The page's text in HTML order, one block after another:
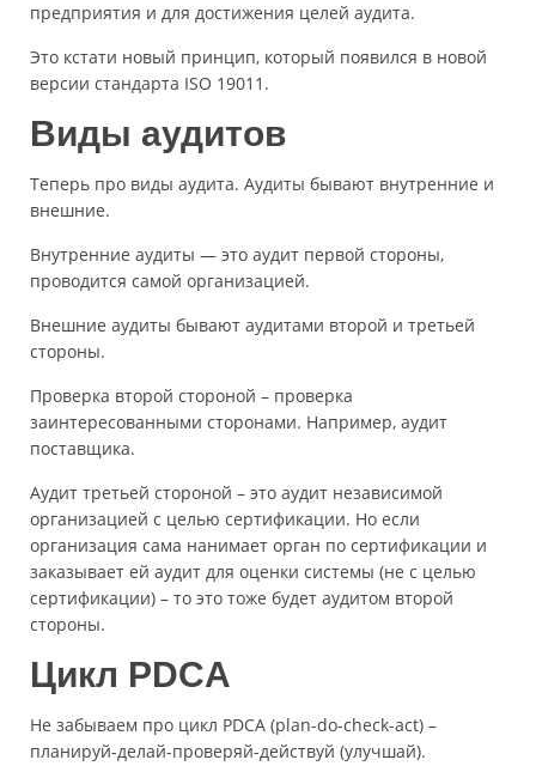
предприятия и для достижения целей аудита.
Это кстати новый принцип, который появился в новой
версии стандарта ISO 19011.
Виды аудитов
Теперь про виды аудита. Аудиты бывают внутренние и
внешние.
Внутренние аудиты — это аудит первой стороны,
проводится самой организацией.
Внешние аудиты бывают аудитами второй и третьей
стороны.
Проверка второй стороной – проверка
заинтересованными сторонами. Например, аудит
поставщика.
Аудит третьей стороной – это аудит независимой
организацией с целью сертификации. Но если
организация сама нанимает орган по сертификации и
заказывает ей аудит для оценки системы (не с целью
сертификации) – то это тоже будет аудитом второй
стороны.
Цикл PDCA
Не забываем про цикл PDCA (plan-do-check-act) –
планируй-делай-проверяй-действуй (улучшай).